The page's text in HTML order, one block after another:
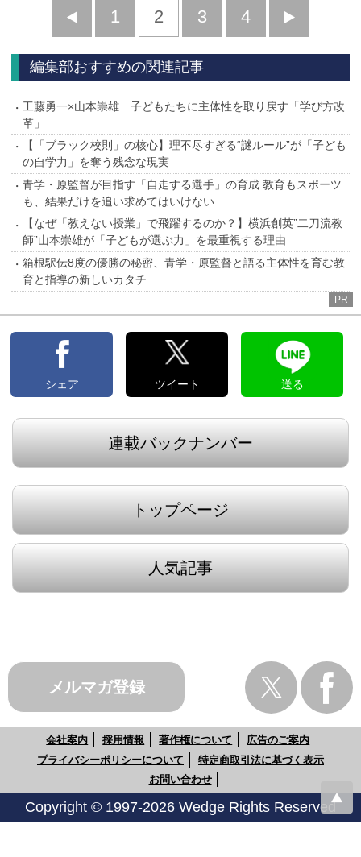
前
へ
1 2 3 4
へ
編集部おすすめの関連記事
工藤勇一×山本崇雄 子どもたちに主体性を取り戻す「学び方改
革」
【「ブラック校則」の核心】理不尽すぎる“謎ルール”が「子ども
の自学力」を奪う残念な現実
青学・原監督が目指す「自走する選手」の育成 教育もスポーツ
も、結果だけを追い求めてはいけない
【なぜ「教えない授業」で飛躍するのか？】横浜創英”二刀流教
師”山本崇雄が「子どもが選ぶ力」を最重視する理由
箱根駅伝8度の優勝の秘密、青学・原監督と語る主体性を育む教
育と指導の新しいカタチ
PR
シェア ツイート 送る
連載バックナンバー
トップページ
人気記事
メルマガ登録
会社案内 採用情報 著作権について
広告のご案内
プライバシーポリシーについて
特定商取引法に基づく表示
お問い合わせ
Copyright © 1997-2026 Wedge Rights Reserved